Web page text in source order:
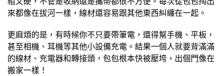
來都像在拔河一樣，線材還容易跟其他東西糾纏在一起。
更麻煩的是，有時候你不只要帶筆電，還得幫手機、平板，
甚至相機、耳機等其他小設備充電。結果一個人就要背滿滿
的線材、充電器和轉接頭，包包根本快被壓垮，出個門像在
搬家一樣！